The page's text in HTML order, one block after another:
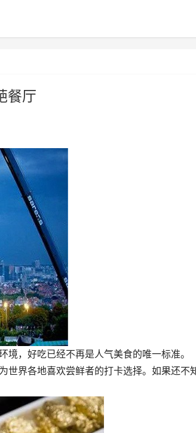
餐厅
，好吃已经不再是人气美食的唯一标准。
世界各地喜欢尝鲜者的打卡选择。如果还不